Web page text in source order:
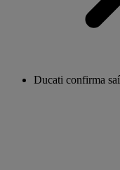
Ducati confirma